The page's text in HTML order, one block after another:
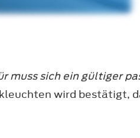
muss sich ein gültiger
wird bestätigt,